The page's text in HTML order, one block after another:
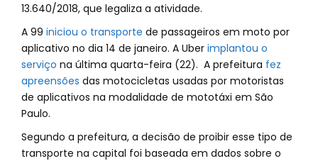
13.640/2018, que legaliza a atividade.
A 99 iniciou o transporte de passageiros em moto por
aplicativo no dia 14 de janeiro. A Uber implantou o
serviço na última quarta-feira (22). A prefeitura fez
apreensões das motocicletas usadas por motoristas
de aplicativos na modalidade de mototáxi em São
Paulo.
Segundo a prefeitura, a decisão de proibir esse tipo de
transporte na capital foi baseada em dados sobre o